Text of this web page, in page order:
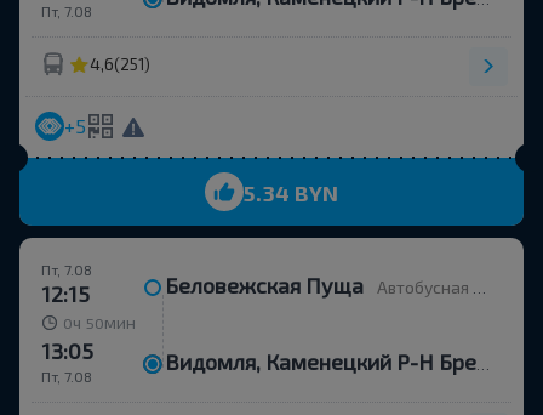
Пт, 7.08
4,6(251)
+5
5.34 BYN
Пт, 7.08
12:15 Беловежская Пуща Автобусная остановка
0ч 50 мин
Пт, 7.08
13:05